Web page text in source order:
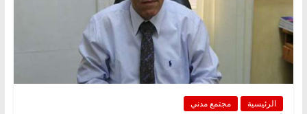
الرئيسية مجتمع مدني